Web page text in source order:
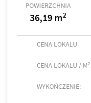
POWIERZCHNIA
36,19 m2
CENA LOKALU
CENA LOKALU / M2
WYKOŃCZENIE: